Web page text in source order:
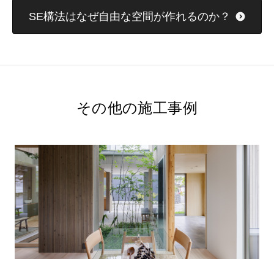
SE構法はなぜ自由な空間が作れるのか？
その他の施工事例